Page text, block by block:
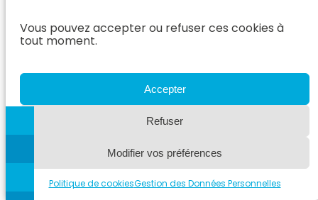
Vous pouvez accepter ou refuser ces cookies à
tout moment.
Accepter
Refuser
Modifier vos préférences
Politique de cookiesGestion des Données Personnelles
epidemiologic bases
for prognostic
considerations in
neoplasia. Vet
2006
Esplin DG: Survival of